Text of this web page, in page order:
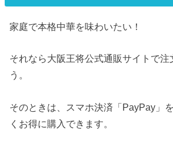
家庭で本格中華を味わいたい！
それなら大阪王将公式通販サイトで注
う。
そのときは、スマホ決済「PayPay」
くお得に購入できます。